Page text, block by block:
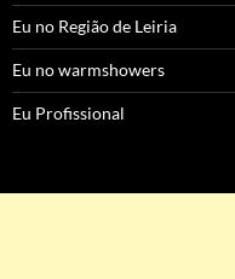
Eu no Região de Leiria
Eu no warmshowers
Eu Profissional